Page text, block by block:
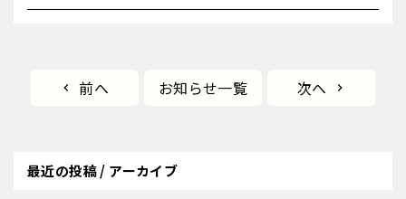
前へ お知らせ一覧 次へ
最近の投稿 / アーカイブ